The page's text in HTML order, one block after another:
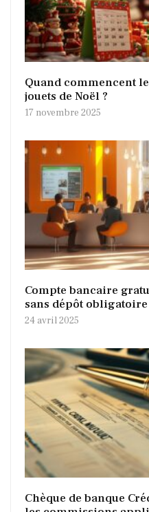
Quand commencent
jouets de Noël ?
17 novembre 2025
Compte bancaire
sans dépôt obligatoire
24 avril 2025
Chèque de banque